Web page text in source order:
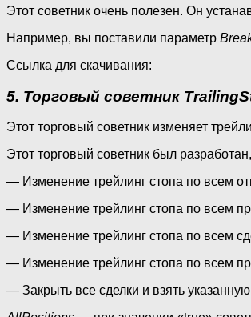
Этот советник очень полезен. Он
Например, вы поставили параметр
Ссылка для скачивания:
5. Торговый советник
Этот торговый советник изменяет
Этот торговый советник был
— Изменение трейлинг стопа по всем
— Изменение трейлинг стопа по всем
— Изменение трейлинг стопа по всем
— Изменение трейлинг стопа по всем
— Закрыть все сделки и взять